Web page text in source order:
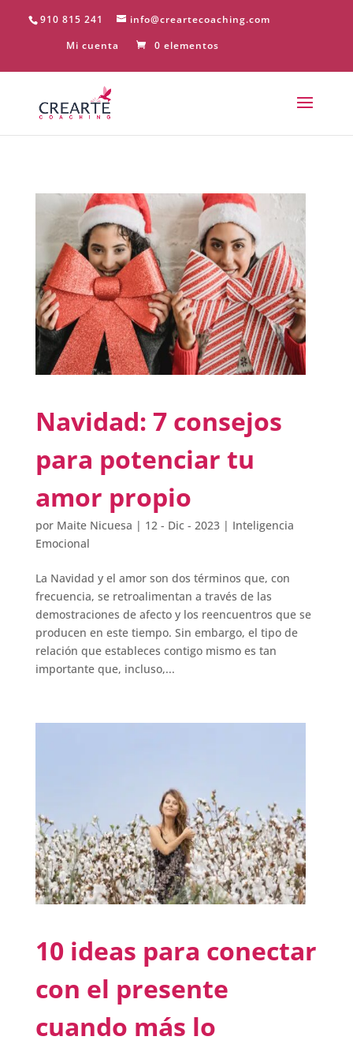
910 815 241
info@creartecoaching.com
Mi cuenta
0 elementos
Navidad: 7 consejos
para potenciar tu
amor propio
por Maite Nicuesa | 12 - Dic - 2023| Inteligencia
Emocional
La Navidad y el amor son dos términos que, con
frecuencia, se retroalimentan a través de las
demostraciones de afecto y los reencuentros que se
producen en este tiempo. Sin embargo, el tipo de
relación que estableces contigo mismo es tan
importante que, incluso,...
10 ideas para conectar
con el presente
cuando más lo